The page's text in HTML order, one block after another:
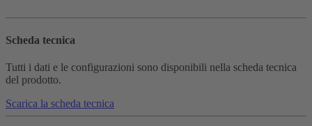
Scheda tecnica
Tutti i dati e le configurazioni sono disponibili nella scheda tecnica
del prodotto.
Scarica la scheda tecnica